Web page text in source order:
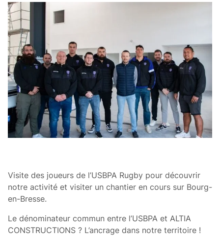
Visite des joueurs de l’USBPA Rugby pour découvrir
notre activité et visiter un chantier en cours sur Bourg-
en-Bresse.
Le dénominateur commun entre l’USBPA et ALTIA
CONSTRUCTIONS ? L’ancrage dans notre territoire !